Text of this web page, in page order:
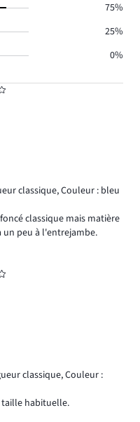
classique,Couleur : bleu
classique mais matière
un peu à l'entrejambe.
classique,Couleur :
habituelle.
75%
25%
0%